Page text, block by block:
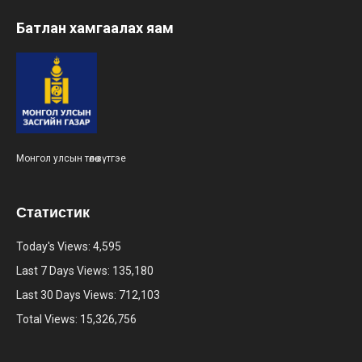
Батлан хамгаалах яам
Монгол улсын төлөө зүтгэе
Статистик
Today's Views: 4,595
Last 7 Days Views: 135,180
Last 30 Days Views: 712,103
Total Views: 15,326,756